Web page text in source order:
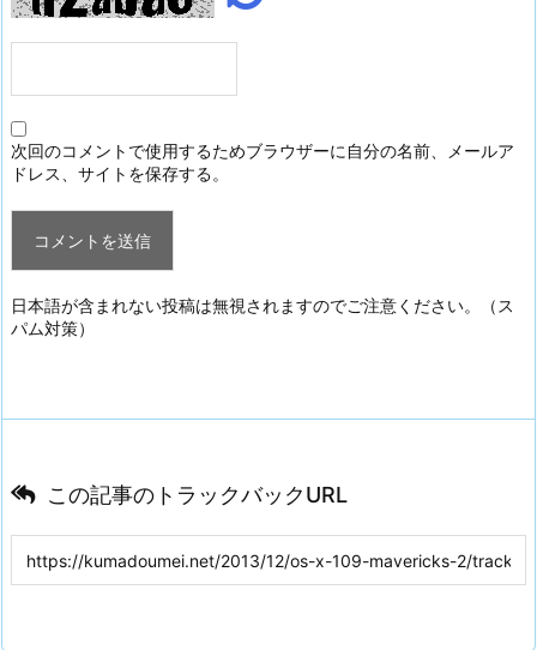
次回のコメントで使用するためブラウザーに自分の名前、メールア
ドレス、サイトを保存する。
日本語が含まれない投稿は無視されますのでご注意ください。（ス
パム対策）
この記事のトラックバックURL